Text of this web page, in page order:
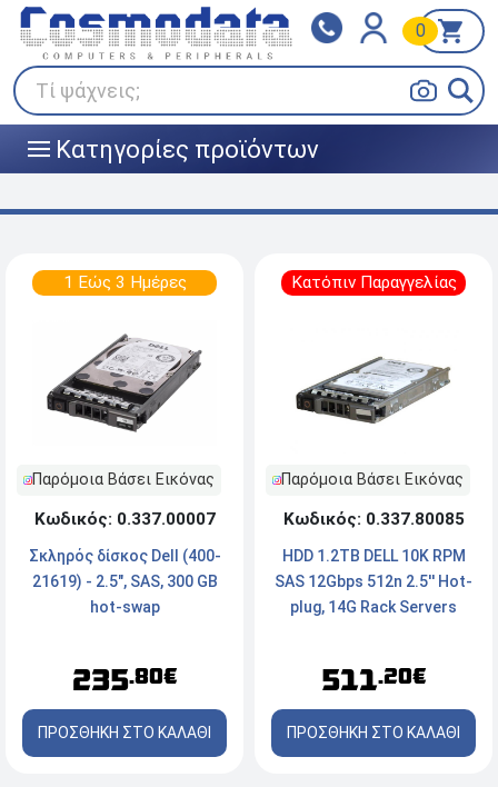
Τί ψάχνεις;
0
||| Κατηγορίες προϊόντων
Klarna
Πληρώστε σε 3
άτοκες δόσεις
BOX NOW
1 Εώς 3 Ημέρες
Παρόμοια Βάσει Εικόνας
Κωδικός: 0.337.00007
Σκληρός δίσκος Dell (400-
21619) - 2.5", SAS, 300 GB
hot-swap
235.80€
ΠΡΟΣΘΗΚΗ ΣΤΟ ΚΑΛΑΘΙ
Κατόπιν Παραγγελίας
Παρόμοια Βάσει Εικόνας
Κωδικός: 0.337.80085
HDD 1.2TB DELL 10K RPM
SAS 12Gbps 512n 2.5'' Hot-
plug, 14G Rack Servers
511.20€
ΠΡΟΣΘΗΚΗ ΣΤΟ ΚΑΛΑΘΙ